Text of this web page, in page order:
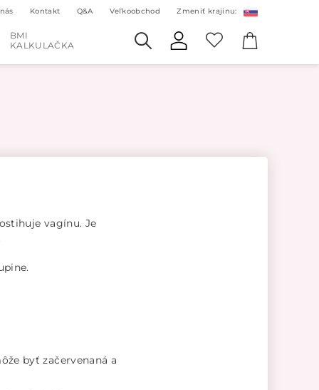
vagínu. Je
byť začervenaná a
BMI
KALKULAČKA
Kontakt Q&A Veľkoobchod Zmeniť krajinu: